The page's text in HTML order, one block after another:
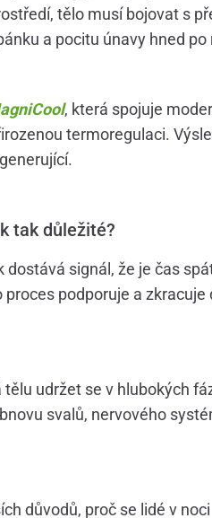
tělo musí bojovat s
a pocitu únavy hned po
, která spojuje
termoregulaci.
tak důležité?
signál, že je čas
podporuje a zkracuje
udržet se v hlubokých
svalů, nervového
důvodů, proč se lidé v noci